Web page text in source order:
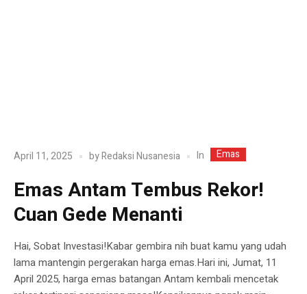
April 11, 2025 byRedaksi Nusanesia In Emas
Emas Antam Tembus Rekor!
Cuan Gede Menanti
Hai, Sobat Investasi!Kabar gembira nih buat kamu yang udah
lama mantengin pergerakan harga emas.Hari ini, Jumat, 11
April 2025, harga emas batangan Antam kembali mencetak